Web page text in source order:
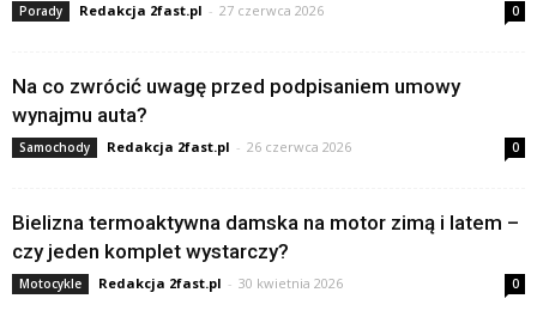
Porady Redakcja 2fast.pl - 27 czerwca 2026 0
Na co zwrócić uwagę przed podpisaniem umowy
wynajmu auta?
Samochody Redakcja 2fast.pl - 26 czerwca 2026 0
Bielizna termoaktywna damska na motor zimą i latem –
czy jeden komplet wystarczy?
Motocykle Redakcja 2fast.pl - 30 kwietnia 2026 0